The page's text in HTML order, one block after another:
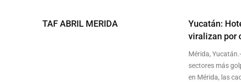
TAF ABRIL MERIDA
Yucatán:
viralizan por
Mérida,
sectores más
en Mérida, las